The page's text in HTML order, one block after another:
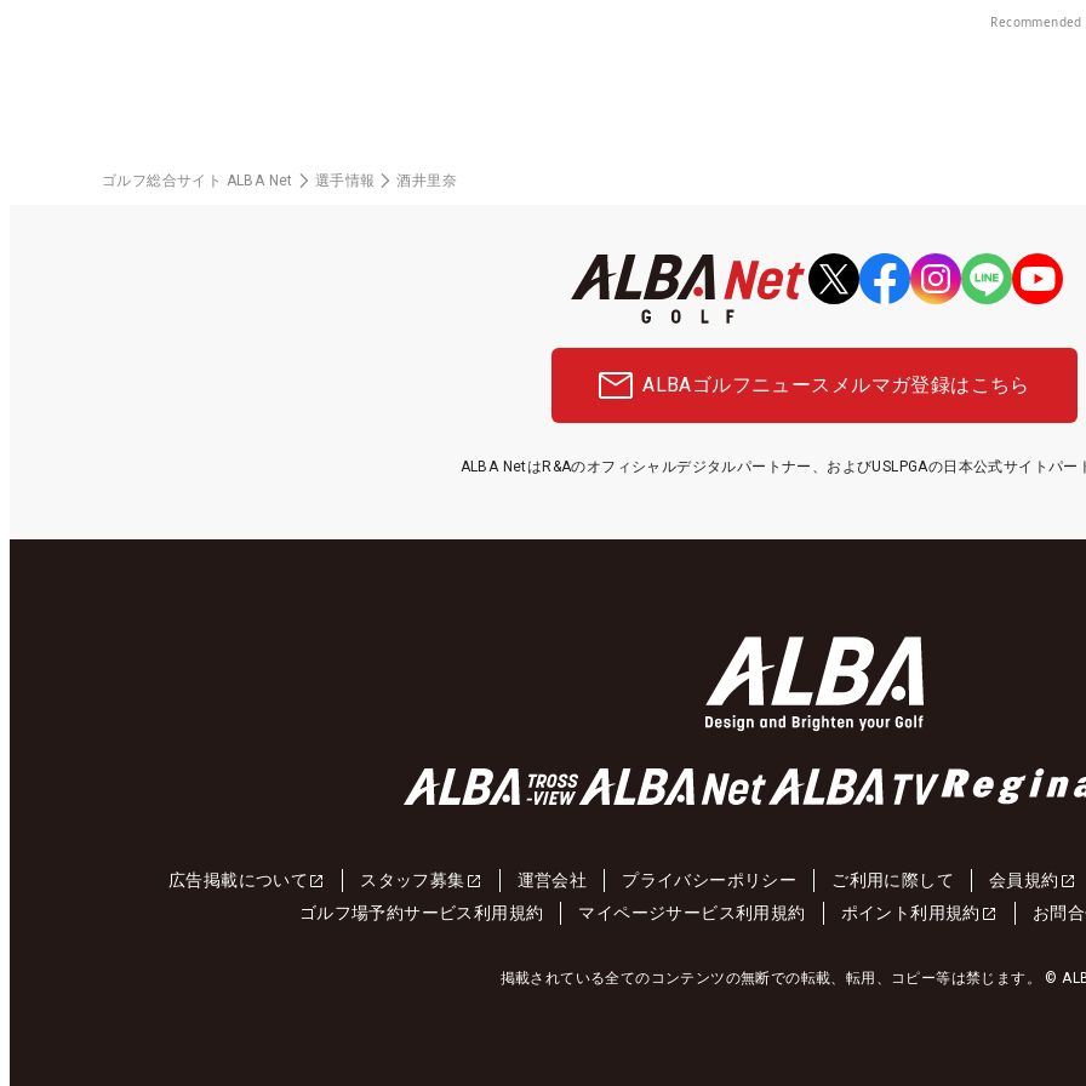
Recommended
ゴルフ総合サイト ALBA Net 選手情報 酒井里奈
ALBAゴルフニュース メルマガ登録はこちら
ALBA NetはR&Aのオフィシャルデジタルパートナー、およびUSLPGAの日本公式サイトパー
広告掲載について スタッフ募集 運営会社 プライバシーポリシー ご利用に際して 会員規約
ゴルフ場予約サービス利用規約
マイページサービス利用規約 ポイント利用規約 お問
掲載されている全てのコンテンツの無断での転載、転用、コピー等は禁じます。 ©